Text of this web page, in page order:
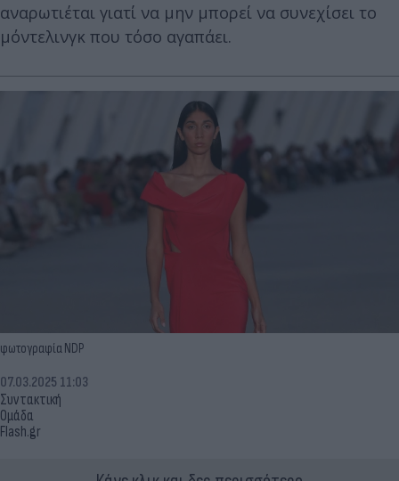
αναρωτιέται γιατί να μην μπορεί να συνεχίσει το
μόντελινγκ που τόσο αγαπάει.
φωτογραφία NDP
Συντακτική
Ομάδα
Flash.gr
07.03.2025 11:03